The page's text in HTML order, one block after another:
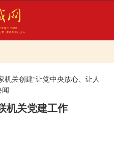
机关创建“让党中央放心、让人
闻
机关党建工作